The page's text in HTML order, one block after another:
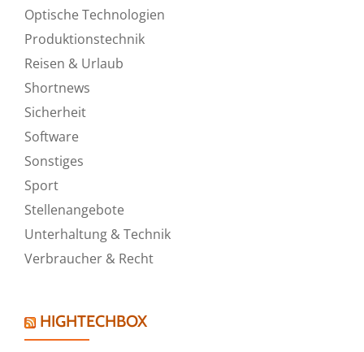
Optische Technologien
Produktionstechnik
Reisen & Urlaub
Shortnews
Sicherheit
Software
Sonstiges
Sport
Stellenangebote
Unterhaltung & Technik
Verbraucher & Recht
HIGHTECHBOX